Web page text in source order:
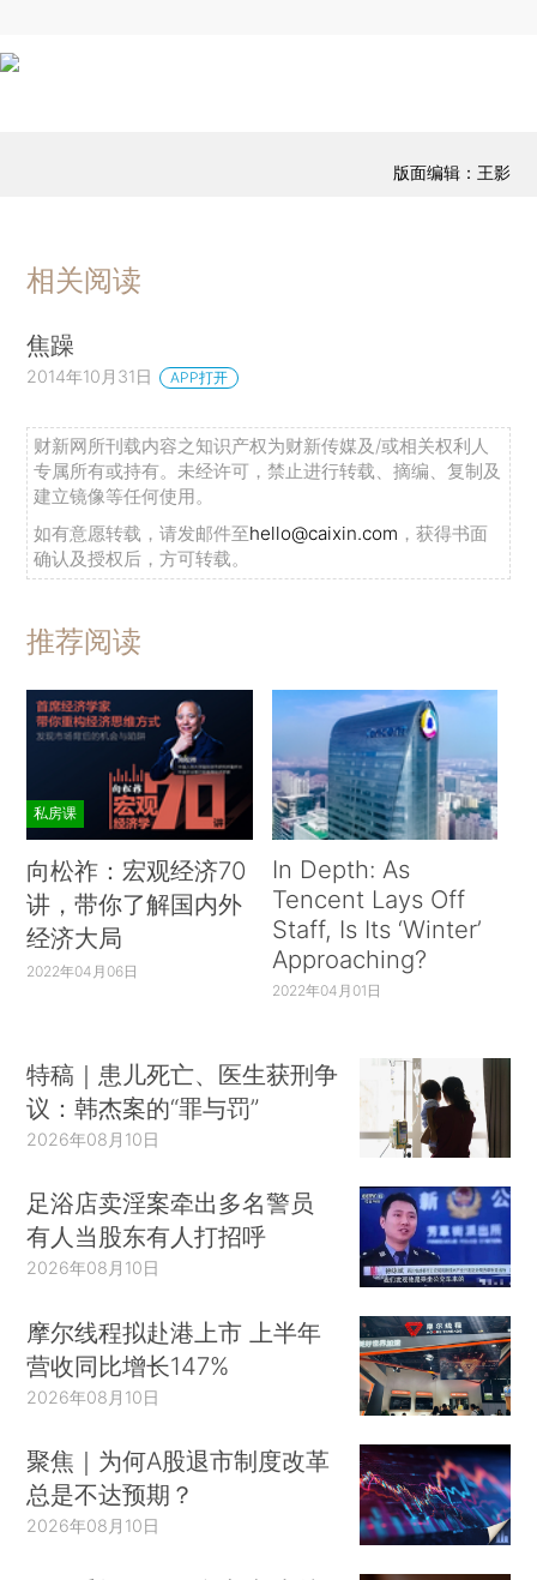
版面编辑：王影
相关阅读
焦躁
2014年10月31日 APP打开
财新网所刊载内容之知识产权为财新传媒及/或相关权利人
专属所有或持有。未经许可，禁止进行转载、摘编、复制及
建立镜像等任何使用。
如有意愿转载，请发邮件至hello@caixin.com ，获得书面
确认及授权后，方可转载。
推荐阅读
私房课
向松祚：宏观经济70
讲，带你了解国内外
经济大局
2022年04月06日
In Depth: As
Tencent Lays Off
Staff, Is Its ‘Winter’
Approaching?
2022年04月01日
特稿｜患儿死亡、医生获刑争
议：韩杰案的“罪与罚”
2026年08月10日
足浴店卖淫案牵出多名警员
有人当股东有人打招呼
2026年08月10日
摩尔线程拟赴港上市 上半年
营收同比增长147%
2026年08月10日
聚焦｜为何A股退市制度改革
总是不达预期？
2026年08月10日